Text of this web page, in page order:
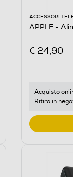
ACCESSORI
APPLE -
€ 24,90
Acquisto
Ritiro in